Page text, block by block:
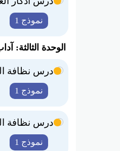
نموذج 1
الوحدة الثالثة:
درس نظافة
نموذج 1
درس نظافة
نموذج 1